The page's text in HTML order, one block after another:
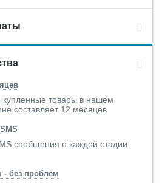
купленные товары в нашем
составляет 12 месяцев
сообщения о каждой стадии
- без проблем